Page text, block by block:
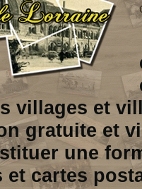
villages et
gratuite et
une
cartes